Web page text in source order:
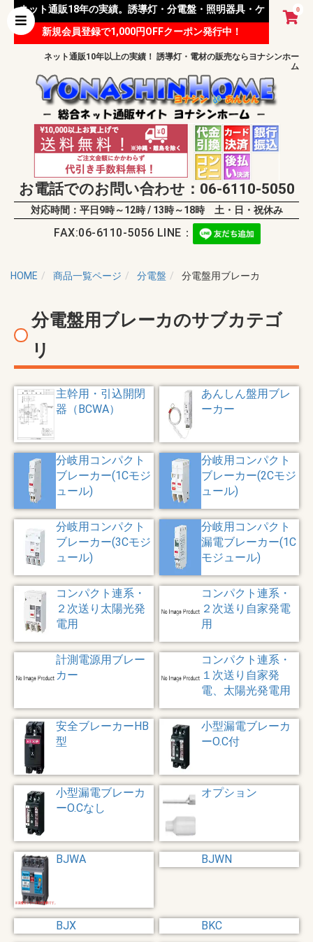
0
ネット通販18年の実績。誘導灯・分電盤・照明器具・ケ
ーブル等 様々な資材を取り扱っています。
新規会員登録で1,000円OFFクーポン発行中！
ネット通販10年以上の実績！ 誘導灯・電材の販売ならヨナシンホー
ム
お電話でのお問い合わせ：06-6110-5050
対応時間：平日9時～12時 / 13時～18時 土・日・祝休み
FAX:06-6110-5056 LINE：
HOME 商品一覧ページ 分電盤 分電盤用ブレーカ
分電盤用ブレーカのサブカテゴ
リ
主幹用・引込開閉
器（BCWA）
あんしん盤用ブレ
ーカー
分岐用コンパクト
ブレーカー(1Cモジ
ュール)
分岐用コンパクト
ブレーカー(2Cモジ
ュール)
分岐用コンパクト
ブレーカー(3Cモジ
ュール)
分岐用コンパクト
漏電ブレーカー(1C
モジュール)
コンパクト連系・
２次送り太陽光発
電用
コンパクト連系・
２次送り自家発電
用
計測電源用ブレー
カー
コンパクト連系・
１次送り自家発
電、太陽光発電用
安全ブレーカーHB
型
小型漏電ブレーカ
ーO.C付
小型漏電ブレーカ
ーO.Cなし
オプション
BJWA BJWN
BJX
BKC